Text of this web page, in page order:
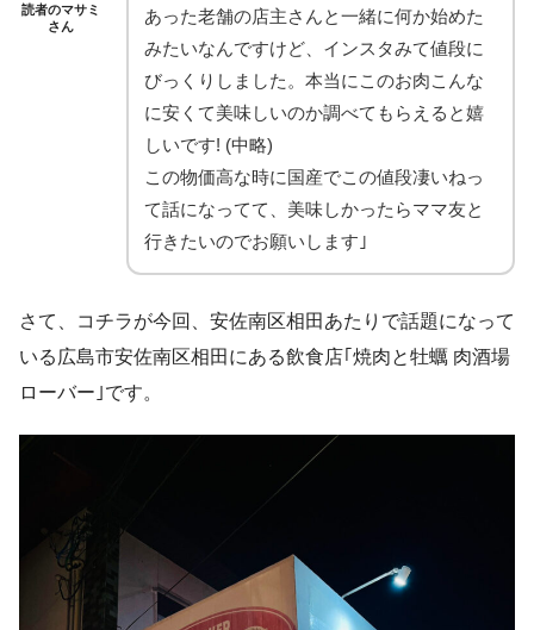
読者のマサミ
さん
あった老舗の店主さんと一緒に何か始めた
みたいなんですけど、インスタみて値段に
びっくりしました。本当にこのお肉こんな
に安くて美味しいのか調べてもらえると嬉
しいです! (中略)
この物価高な時に国産でこの値段凄いねっ
て話になってて、美味しかったらママ友と
行きたいのでお願いします｣
さて、コチラが今回、安佐南区相田あたりで話題になって
いる広島市安佐南区相田にある飲食店｢焼肉と牡蠣 肉酒場
ローバー｣です。